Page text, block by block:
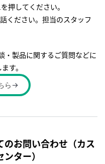
押してください。
ください。担当のスタッフ
・製品に関するご質問などに
す。
ら
のお問い合わせ（カス
ター）